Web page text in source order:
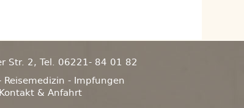
Str. 2, Tel. 06221- 84 01 82
- Impfungen
Kontakt & Anfahrt